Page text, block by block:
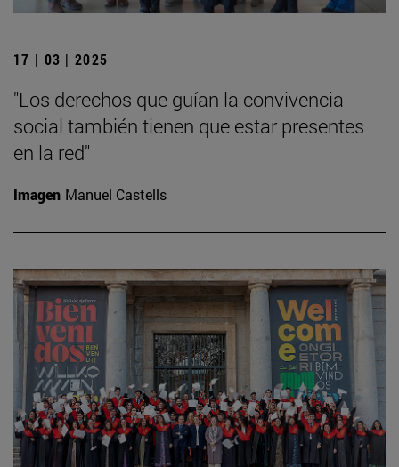
17 | 03 | 2025
"Los derechos que guían la convivencia
social también tienen que estar presentes
en la red"
Imagen Manuel Castells